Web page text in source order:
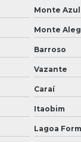
Monte Azul
Monte
Barroso
Vazante
Caraí
Itaobim
Lagoa